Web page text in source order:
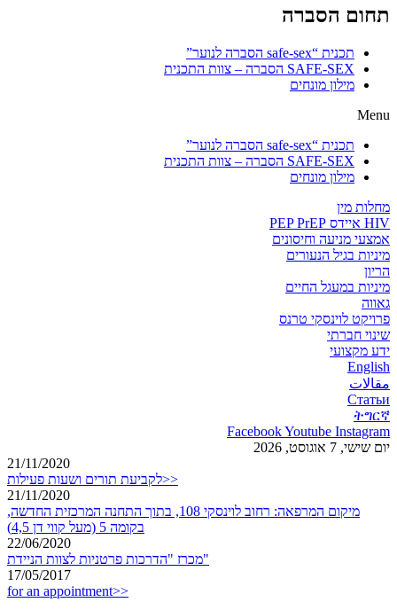
תחום הסברה
תכנית “safe-sex הסברה לנוער”
SAFE-SEX הסברה – צוות התכנית
מילון מונחים
Menu
תכנית “safe-sex הסברה לנוער”
SAFE-SEX הסברה – צוות התכנית
מילון מונחים
מחלות מין
HIV איידס PEP PrEP
אמצעי מניעה וחיסונים
מיניות בגיל הנעורים
הריון
מיניות במעגל החיים
גאווה
פרויקט לוינסקי טרנס
שינוי חברתי
ידע מקצועי
English
مقالات
Статьи
ትግርኛ
FacebookYoutube Instagram
יום שישי, 7 אוגוסט, 2026
21/11/2020
לקביעת תורים ושעות פעילות>>
21/11/2020
מיקום המרפאה: רחוב לוינסקי 108, בתוך התחנה המרכזית החדשה,
בקומה 5 (מעל קווי דן 4,5)
22/06/2020
מכרז "הדרכות פרטניות לצוות הניידת"
17/05/2017
for an appointment>>